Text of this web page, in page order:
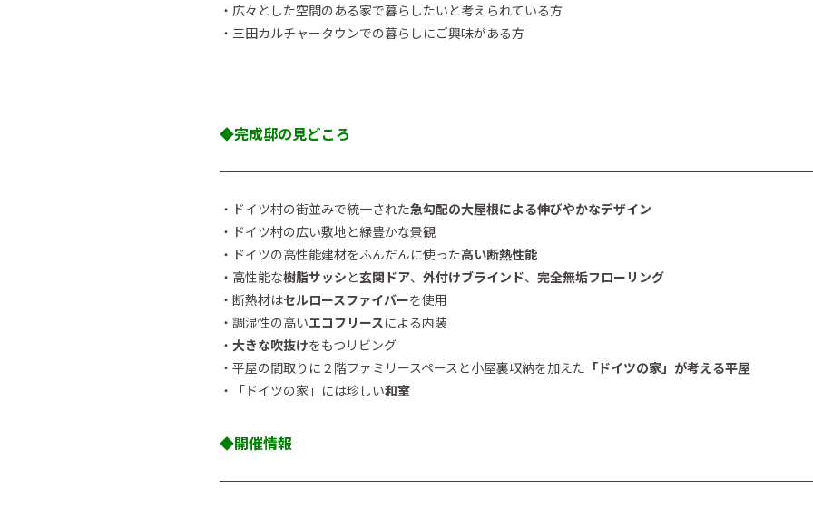
・広々とした空間のある家で暮らしたいと考えられている方
・三田カルチャータウンでの暮らしにご興味がある方
◆完成邸の見どころ
・ドイツ村の街並みで統一された急勾配の大屋根による伸びやかなデザイン
・ドイツ村の広い敷地と緑豊かな景観
・ドイツの高性能建材をふんだんに使った高い断熱性能
・高性能な樹脂サッシ と玄関ドア、 外付けブラインド、 完全無垢フローリング
・断熱材はセルロースファイバーを使用
・調湿性の高いエコフリースによる内装
・ 大きな吹抜けをもつリビング
・平屋の間取りに２階ファミリースペースと小屋裏収納を加えた 「ドイツの家」が考える平屋
・「ドイツの家」には珍しい和室
◆開催情報